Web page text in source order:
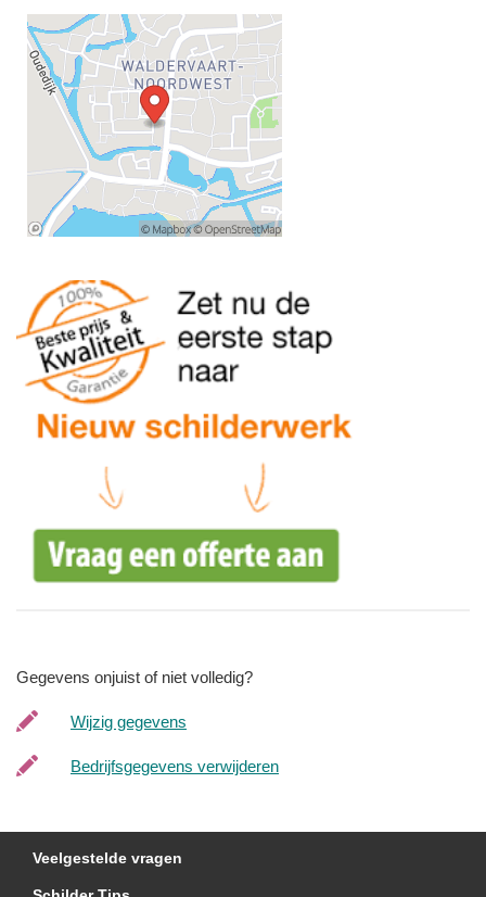
Gegevens onjuist of niet volledig?
Wijzig gegevens
Bedrijfsgegevens verwijderen
Veelgestelde vragen